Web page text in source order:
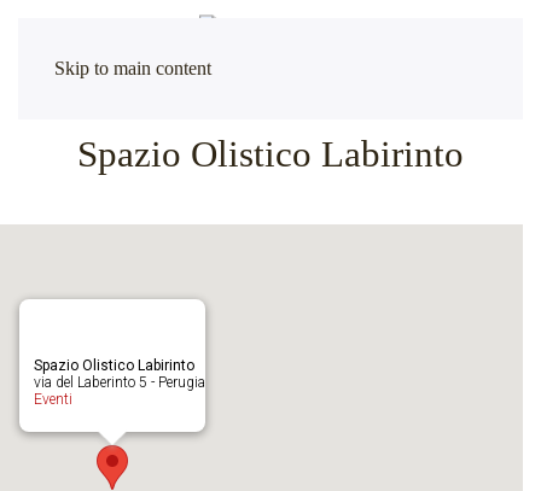
Skip to main content
Spazio Olistico Labirinto
Spazio Olistico Labirinto
via del Laberinto 5 - Perugia
Eventi